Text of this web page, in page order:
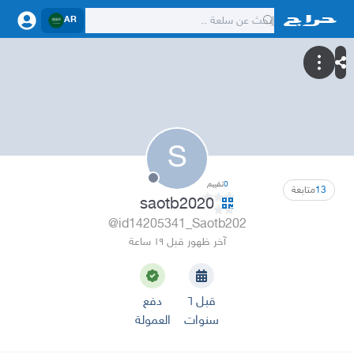
AR
S
13متابعة 0تقييم
saotb2020
@id14205341_Saotb202
آخر ظهور قبل ١٩ ساعة
قبل ٦
سنوات
دفع
العمولة